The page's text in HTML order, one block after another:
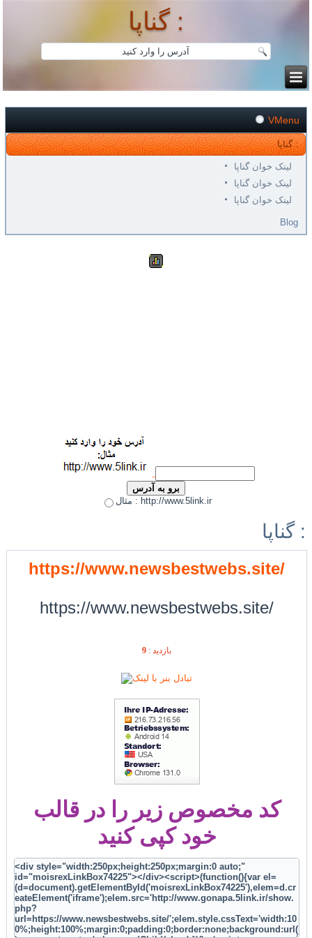
گناپا :
VMenu
گناپا :
لینک خوان گناپا
لینک خوان گناپا
لینک خوان گناپا
Blog
مثال : http://www.5link.ir
گناپا :
https://www.newsbestwebs.site/
https://www.newsbestwebs.site/
بازديد : 9
کد مخصوص زیر را در قالب
خود کپی کنید